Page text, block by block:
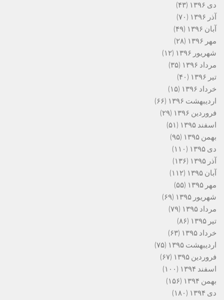
دی ۱۳۹۶
(۴۳)
آذر ۱۳۹۶
(۷۰)
آبان ۱۳۹۶
(۴۹)
مهر ۱۳۹۶
(۲۸)
شهریور ۱۳۹۶
(۱۲)
مرداد ۱۳۹۶
(۳۵)
تیر ۱۳۹۶
(۴۰)
خرداد ۱۳۹۶
(۱۵)
اردیبهشت ۱۳۹۶
(۶۶)
فروردین ۱۳۹۶
(۲۹)
اسفند ۱۳۹۵
(۵۱)
بهمن ۱۳۹۵
(۹۵)
دی ۱۳۹۵
(۱۱۰)
آذر ۱۳۹۵
(۱۳۶)
آبان ۱۳۹۵
(۱۱۲)
مهر ۱۳۹۵
(۵۵)
شهریور ۱۳۹۵
(۶۹)
مرداد ۱۳۹۵
(۷۹)
تیر ۱۳۹۵
(۸۶)
خرداد ۱۳۹۵
(۶۳)
اردیبهشت ۱۳۹۵
(۷۵)
فروردین ۱۳۹۵
(۶۷)
اسفند ۱۳۹۴
(۱۰۰)
بهمن ۱۳۹۴
(۱۵۶)
دی ۱۳۹۴
(۱۸۰)